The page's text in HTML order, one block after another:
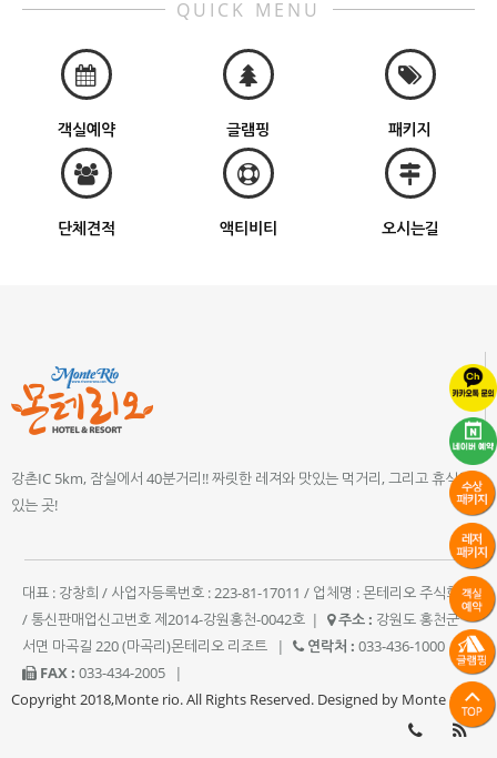
QUICK MENU
객실예약 글램핑 패키지
단체견적 액티비티 오시는길
강촌IC 5km, 잠실에서 40분거리!! 짜릿한 레져와 맛있는 먹거리, 그리고 휴식이
있는 곳!
대표 : 강창희 / 사업자등록번호 : 223-81-17011 / 업체명 : 몬테리오 주식회사
/ 통신판매업신고번호 제2014-강원홍천-0042호 | 주소 : 강원도 홍천군
서면 마곡길 220 (마곡리)몬테리오 리조트
| 연락처 : 033-436-1000
|
FAX : 033-434-2005
|
Copyright 2018,Monte rio. All Rights Reserved. Designed by Monte rio.